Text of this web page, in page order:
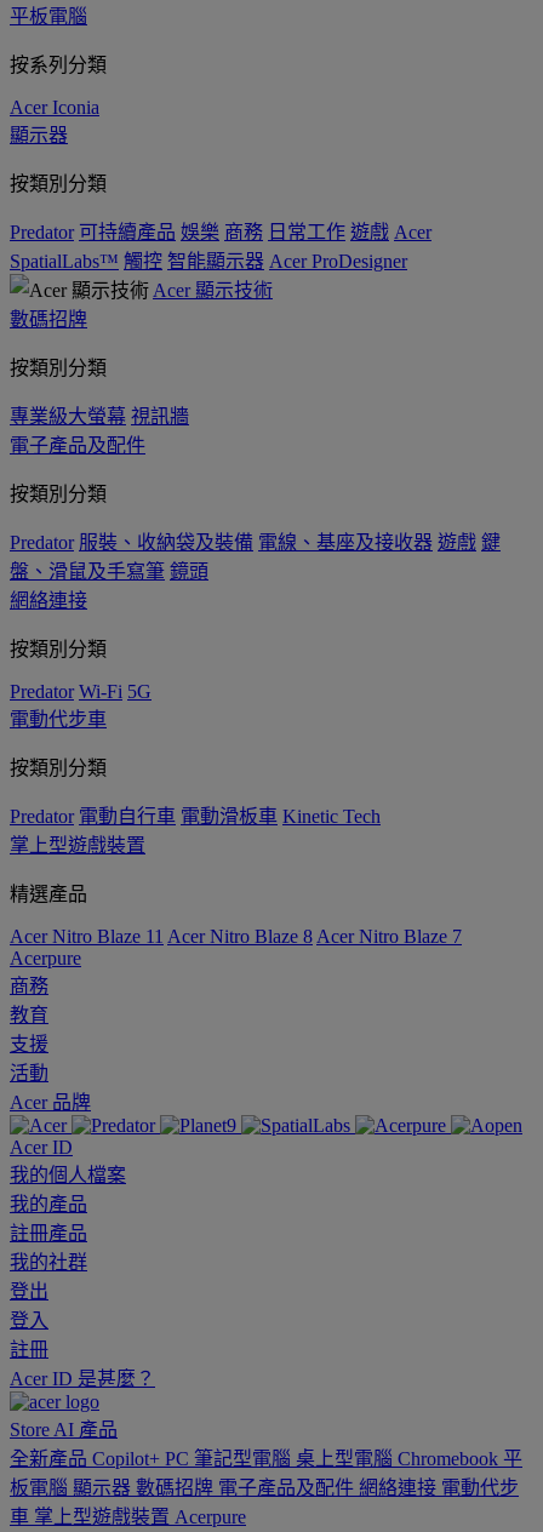
平板電腦
按系列分類
Acer Iconia
顯示器
按類別分類
Predator 可持續產品 娛樂 商務 日常工作 遊戲 Acer
SpatialLabs™ 觸控 智能顯示器 Acer ProDesigner
Acer 顯示技術
數碼招牌
按類別分類
專業級大螢幕 視訊牆
電子產品及配件
按類別分類
Predator 服裝、收納袋及裝備 電線、基座及接收器 遊戲 鍵
盤、滑鼠及手寫筆 鏡頭
網絡連接
按類別分類
Predator Wi-Fi 5G
電動代步車
按類別分類
Predator 電動自行車 電動滑板車 Kinetic Tech
掌上型遊戲裝置
精選產品
Acer Nitro Blaze 11 Acer Nitro Blaze 8 Acer Nitro Blaze 7
Acerpure
商務
教育
支援
活動
Acer 品牌
Acer ID
我的個人檔案
我的產品
註冊產品
我的社群
登出
登入
註冊
Acer ID 是甚麼？
Store AI 產品
全新產品 Copilot+ PC 筆記型電腦 桌上型電腦 Chromebook 平
板電腦 顯示器 數碼招牌 電子產品及配件 網絡連接 電動代步
車 掌上型遊戲裝置 Acerpure